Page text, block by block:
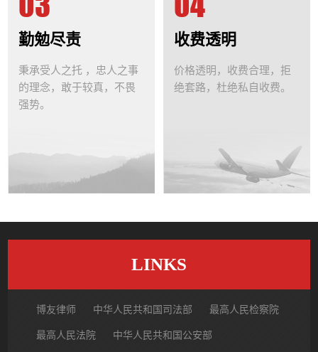
勤勉尽责
秉承受人之托 ，忠人之事
的理念，敢于较真，不畏
强势。
收费透明
价格透明，收费合理，拒
绝套路，杜绝私自收费。
LINKS
博友律师 中华人民共和国司法部 最高人民检察院
最高人民法院 中华人民共和国公安部